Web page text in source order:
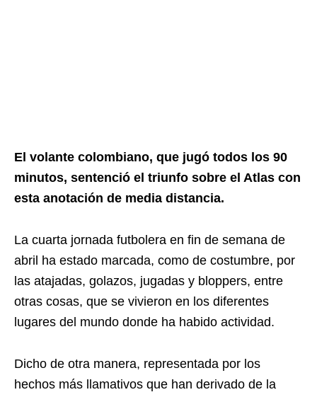
El volante colombiano, que jugó todos los 90
minutos, sentenció el triunfo sobre el Atlas con
esta anotación de media distancia.
La cuarta jornada futbolera en fin de semana de
abril ha estado marcada, como de costumbre, por
las atajadas, golazos, jugadas y bloppers, entre
otras cosas, que se vivieron en los diferentes
lugares del mundo donde ha habido actividad.
Dicho de otra manera, representada por los
hechos más llamativos que han derivado de la